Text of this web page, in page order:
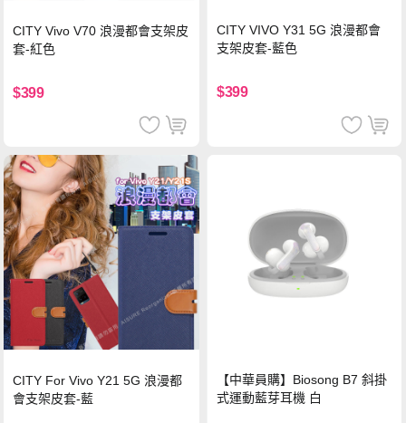
CITY Vivo V70 浪漫都會支架皮
套-紅色
$399
CITY VIVO Y31 5G 浪漫都會
支架皮套-藍色
$399
CITY For Vivo Y21 5G 浪漫都
會支架皮套-藍
【中華員購】Biosong B7 斜掛
式運動藍芽耳機 白